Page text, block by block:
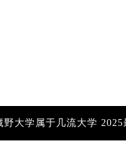
野大学属于几流大学